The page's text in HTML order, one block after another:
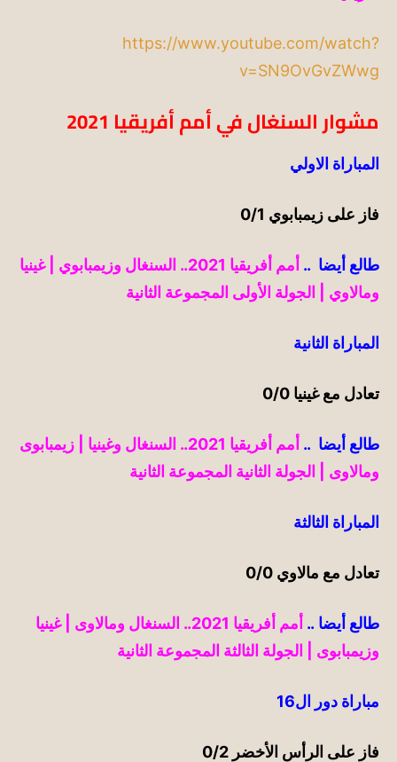
https://www.youtube.com/watch?
v=SN9OvGvZWwg
مشوار السنغال في أمم أفريقيا 2021
المباراة الاولي
فاز على زيمبابوي 0/1
طالع أيضا ..
أمم أفريقيا 2021.. السنغال وزيمبابوي | غينيا
ومالاوي | الجولة الأولى المجموعة الثانية
المباراة الثانية
تعادل مع غينيا 0/0
طالع أيضا ..
أمم أفريقيا 2021.. السنغال وغينيا | زيمبابوى
ومالاوى | الجولة الثانية المجموعة الثانية
المباراة الثالثة
تعادل مع مالاوي
طالع أيضا ..
أمم أفريقيا 2021.. السنغال ومالاوى | غينيا
وزيمبابوى | الجولة الثالثة المجموعة الثانية
مباراة دور ال16
فاز على الرأس الأخضر